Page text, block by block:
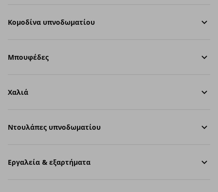
Κομοδίνα υπνοδωματίου
Μπουφέδες
Χαλιά
Ντουλάπες υπνοδωματίου
Εργαλεία & εξαρτήματα